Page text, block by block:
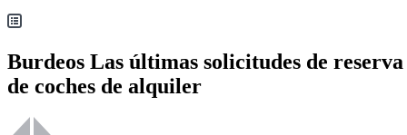
Burdeos Las últimas solicitudes de reserva
de coches de alquiler